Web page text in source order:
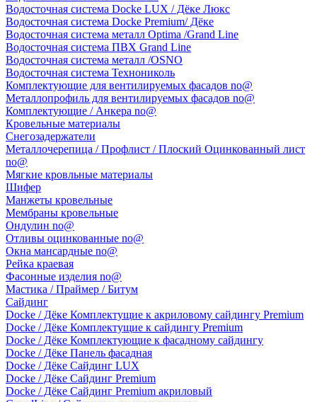
Водосточная система Docke LUX / Дёке Люкс
Водосточная система Docke Premium/ Дёке
Водосточная система металл Optima /Grand Line
Водосточная система ПВХ Grand Line
Водосточная система металл /OSNO
Водосточная система Технониколь
Комплектующие для вентилируемых фасадов no@
Металлопрофиль для вентилируемых фасадов no@
Комплектующие / Анкера no@
Кровельные материалы
Снегозадержатели
Металлочерепица / Профлист / Плоский Оцинкованный лист
no@
Мягкие кровльные материалы
Шифер
Манжеты кровельные
Мембраны кровельные
Ондулин no@
Отливы оцинкованные no@
Окна мансардные no@
Рейка краевая
Фасонные изделия no@
Мастика / Праймер / Битум
Сайдинг
Docke / Дёке Комплектущие к акриловому сайдингу Premium
Docke / Дёке Комплектущие к сайдингу Premium
Docke / Дёке Комплектующие к фасадному сайдингу
Docke / Дёке Панель фасадная
Docke / Дёке Сайдинг LUX
Docke / Дёке Сайдинг Premium
Docke / Дёке Сайдинг Premium акриловый